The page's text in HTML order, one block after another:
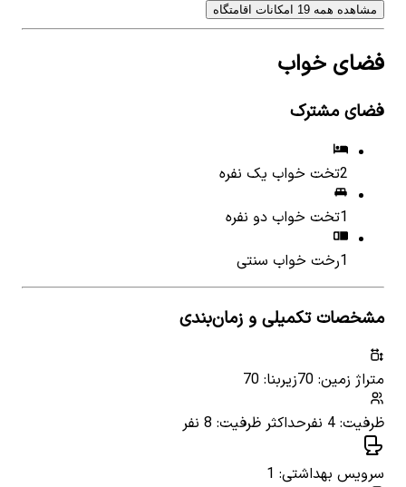
مشاهده همه 19 امکانات اقامتگاه
فضای خواب
فضای مشترک
2تخت خواب یک نفره
1تخت خواب دو نفره
1رخت خواب سنتی
مشخصات تکمیلی و زمان‌بندی
متراژ زمین: 70
زیربنا: 70
ظرفیت: 4 نفر
حداکثر ظرفیت: 8 نفر
سرویس بهداشتی: 1